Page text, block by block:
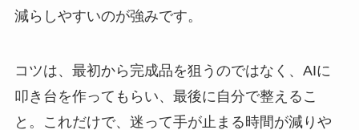
減らしやすいのが強みです。
コツは、最初から完成品を狙うのではなく、AIに
叩き台を作ってもらい、最後に自分で整えるこ
と。これだけで、迷って手が止まる時間が減りや